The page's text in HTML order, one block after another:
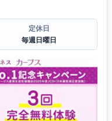
定休日
毎週日曜日